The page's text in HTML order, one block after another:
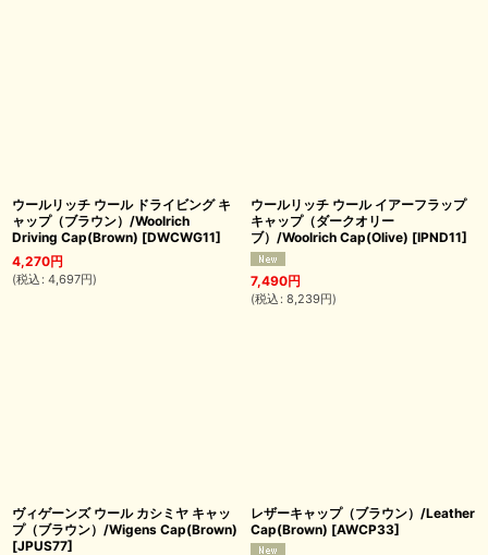
ウールリッチ ウール ドライビング キ
ャップ（ブラウン）/Woolrich
Driving Cap(Brown) [DWCWG11]
4,270円
(税込 : 4,697円)
ウールリッチ ウール イアーフラップ
キャップ（ダークオリー
ブ）/Woolrich Cap(Olive) [IPND11]
7,490円
(税込 : 8,239円)
ヴィゲーンズ ウール カシミヤ キャッ
プ（ブラウン）/Wigens Cap(Brown)
[JPUS77]
レザーキャップ（ブラウン）/Leather
Cap(Brown) [AWCP33]